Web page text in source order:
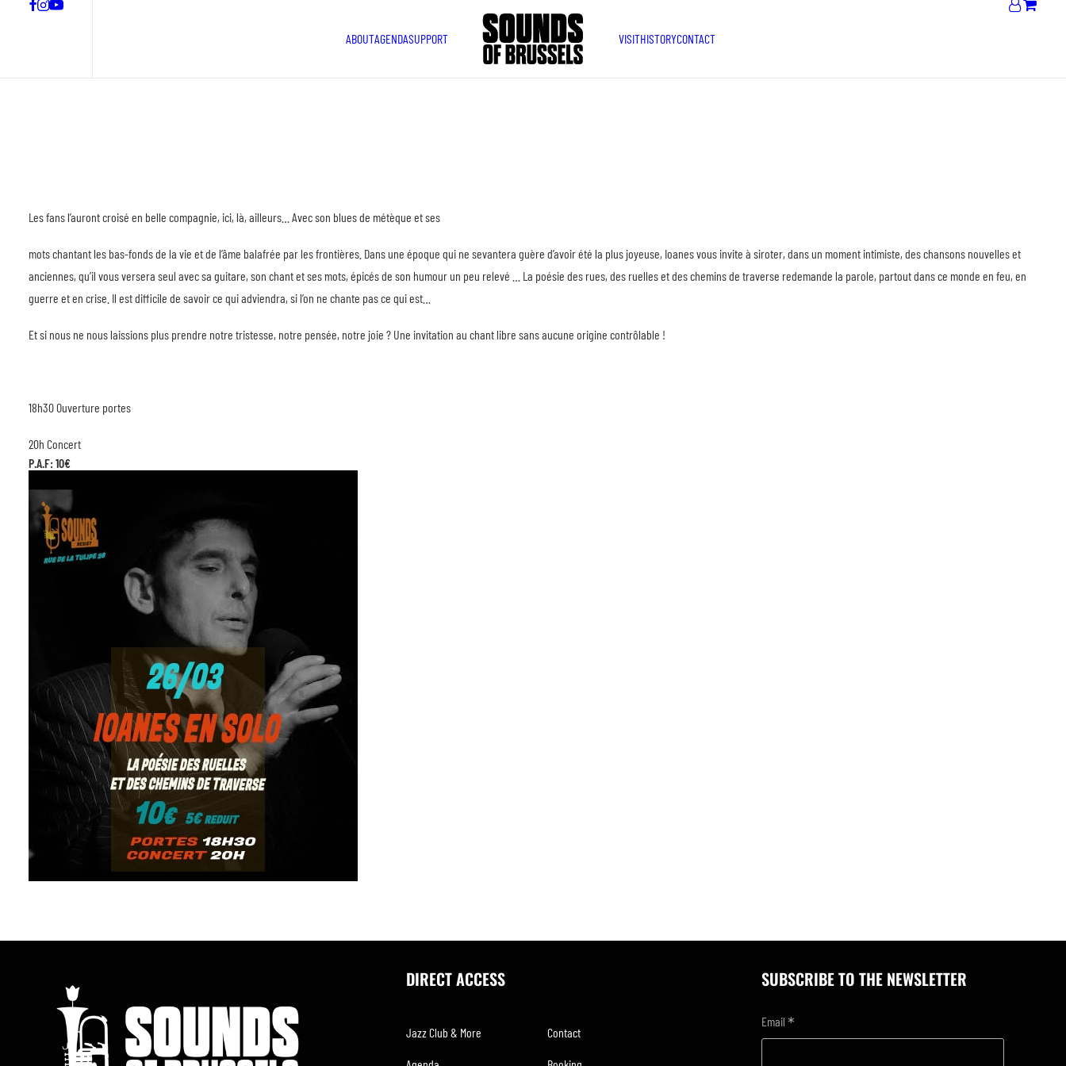
ABOUTAGENDASUPPORT VISITHISTORYCONTACT
Les fans l’auront croisé en belle compagnie, ici, là, ailleurs… Avec son blues de métèque et ses
mots chantant les bas-fonds de la vie et de l’âme balafrée par les frontières. Dans une époque qui ne sevantera guère d’avoir été la plus joyeuse, Ioanes vous invite à siroter, dans un moment intimiste, des chansons nouvelles et
anciennes, qu’il vous versera seul avec sa guitare, son chant et ses mots, épicés de son humour un peu relevé … La poésie des rues, des ruelles et des chemins de traverse redemande la parole, partout dans ce monde en feu, en
guerre et en crise. Il est difficile de savoir ce qui adviendra, si l’on ne chante pas ce qui est…
Et si nous ne nous laissions plus prendre notre tristesse, notre pensée, notre joie ? Une invitation au chant libre sans aucune origine contrôlable !
18h30 Ouverture portes
20h Concert
P.A.F: 10€
DIRECT ACCESS
Jazz Club & More Contact
SUBSCRIBE TO THE NEWSLETTER
Email*